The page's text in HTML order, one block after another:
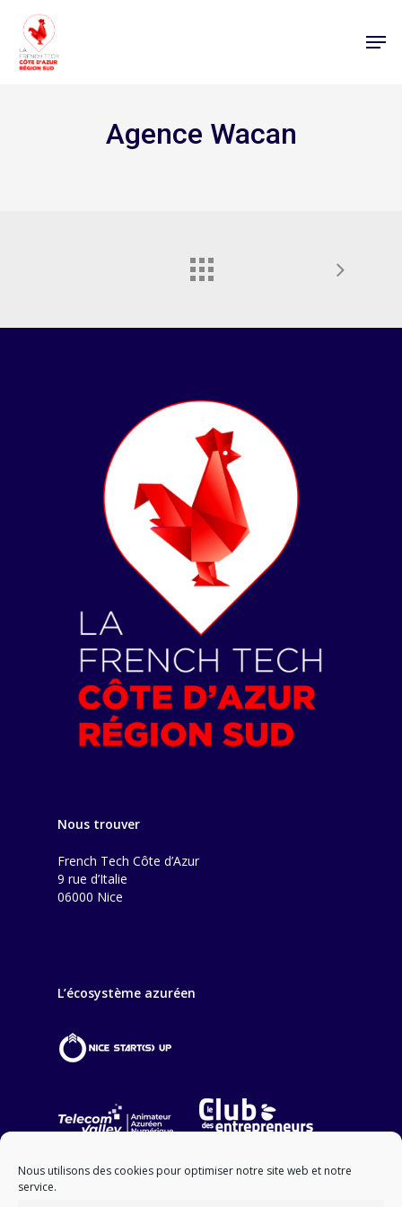
Nous utilisons des cookies pour optimiser notre site web et notre
service.
Agence Wacan
Nous trouver
French Tech Côte d’Azur
9 rue d’Italie
06000 Nice
L’écosystème azuréen